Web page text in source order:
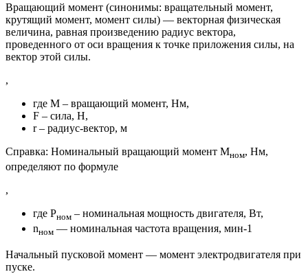
Вращающий момент (синонимы: вращательный момент,
крутящий момент, момент силы) — векторная физическая
величина, равная произведению радиус вектора,
проведенного от оси вращения к точке приложения силы, на
вектор этой силы.
,
где M – вращающий момент, Нм,
F – сила, Н,
r – радиус-вектор, м
Справка: Номинальный вращающий момент Мном, Нм,
определяют по формуле
,
где Pном – номинальная мощность двигателя, Вт,
nном — номинальная частота вращения, мин-1
Начальный пусковой момент — момент электродвигателя при
пуске.